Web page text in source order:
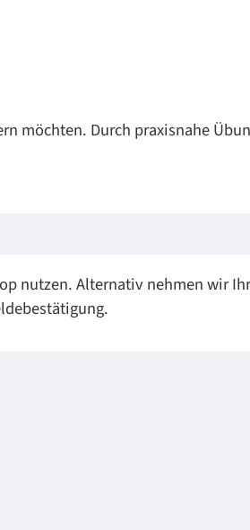
möchten. Durch praxisnahe
nutzen. Alternativ nehmen wir